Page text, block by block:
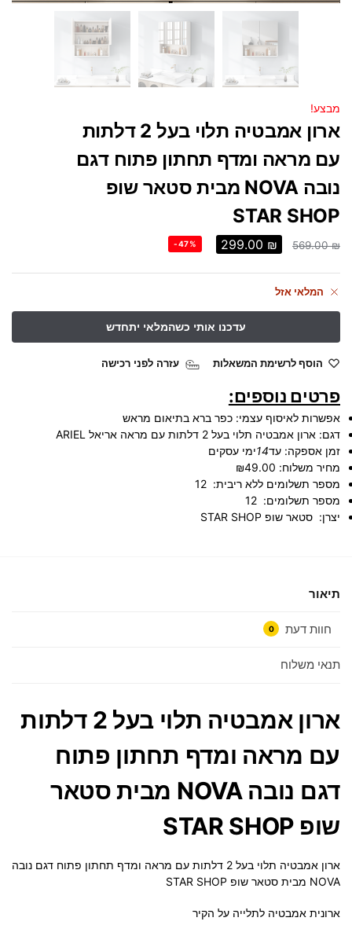
מבצע!
ארון אמבטיה תלוי בעל 2 דלתות
עם מראה ומדף תחתון פתוח דגם
נובה NOVA מבית סטאר שופ
STAR SHOP
569.00₪
299.00 ₪
-47%
המלאי אזל
הוסף לרשימת המשאלות עזרה לפני רכישה
פרטים נוספים:
אפשרות לאיסוף עצמי: כפר ברא בתיאום מראש
דגם: ארון אמבטיה תלוי בעל 2 דלתות עם מראה אריאל ARIEL
זמן אספקה: עד14ימי עסקים
מחיר משלוח: ₪49.00
מספר תשלומים ללא ריבית: 12
מספר תשלומים: 12
יצרן: סטאר שופ STAR SHOP
תיאור
חוות דעת 0
תנאי משלוח
ארון אמבטיה תלוי בעל 2 דלתות
עם מראה ומדף תחתון פתוח
דגם נובה NOVA מבית סטאר
שופ STAR SHOP
ארון אמבטיה תלוי בעל 2 דלתות עם מראה ומדף תחתון פתוח דגם נובה
NOVA מבית סטאר שופ STAR SHOP
ארונית אמבטיה לתלייה על הקיר